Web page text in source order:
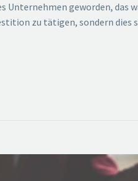
geworden, das
zu tätigen, sondern dies